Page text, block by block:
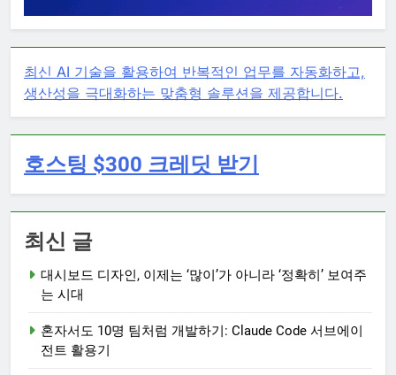
최신 AI 기술을 활용하여 반복적인 업무를 자동화하고,
생산성을 극대화하는 맞춤형 솔루션을 제공합니다.
호스팅 $300 크레딧 받기
최신 글
대시보드 디자인, 이제는 ‘많이’가 아니라 ‘정확히’ 보여주
는 시대
혼자서도 10명 팀처럼 개발하기: Claude Code 서브에이
전트 활용기